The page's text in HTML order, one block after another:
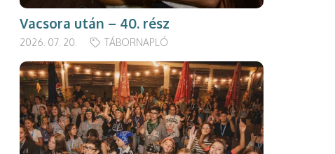
Vacsora után – 40. rész
2026. 07. 20. TÁBORNAPLÓ